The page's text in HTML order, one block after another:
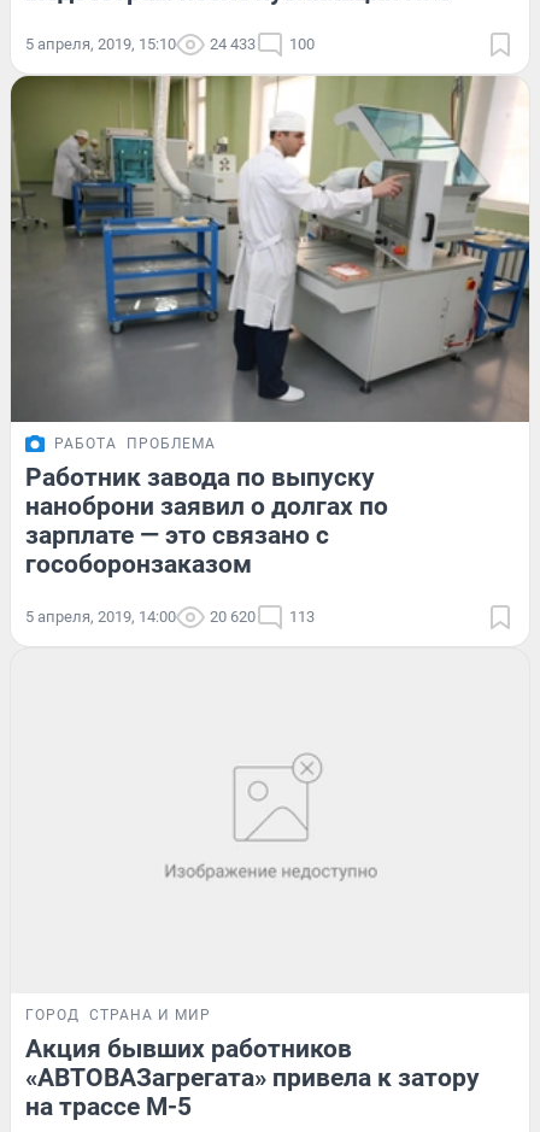
5 апреля, 2019, 15:10 24 433 100
РАБОТА ПРОБЛЕМА
Работник завода по выпуску
наноброни заявил о долгах по
зарплате — это связано с
гособоронзаказом
5 апреля, 2019, 14:00 20 620 113
ГОРОД СТРАНА И МИР
Акция бывших работников
«АВТОВАЗагрегата» привела к затору
на трассе М-5